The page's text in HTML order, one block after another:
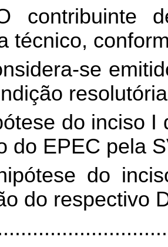
contribuinte
técnico,
se
do inciso I
do EPEC pela
do
do respectivo